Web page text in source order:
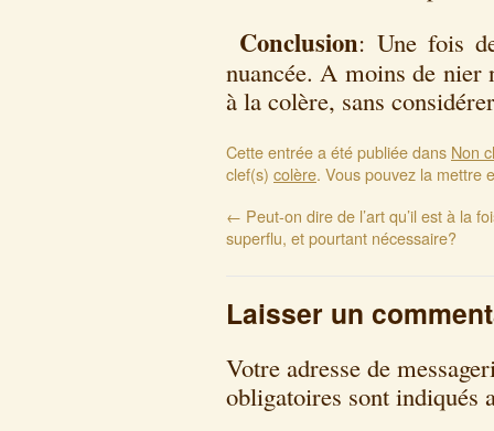
Conclusion: Une fois
nuancée. A moins de nier
à la colère, sans
Cette entrée a été publiée dans Non
clef(s) colère. Vous pouvez la mettre
← Peut-on dire de l’art qu’il est à la
superflu, et pourtant nécessaire?
Laisser un
Votre adresse de
obligatoires sont indiqués